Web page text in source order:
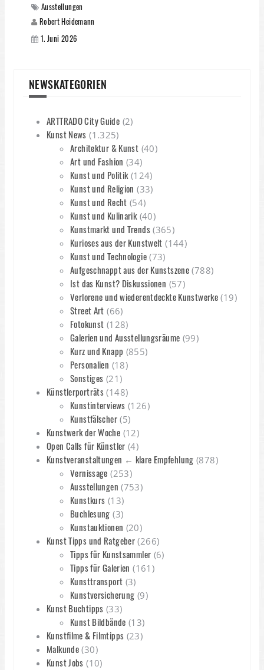
Ausstellungen
Robert Heidemann
1. Juni 2026
NEWSKATEGORIEN
ARTTRADO City Guide (2)
Kunst News (1.325)
Architektur & Kunst (40)
Art und Fashion (34)
Kunst und Politik(124)
Kunst und Religion (33)
Kunst und Recht (54)
Kunst und Kulinarik(40)
Kunstmarkt und Trends(365)
Kurioses aus der Kunstwelt (144)
Kunst und Technologie(73)
Aufgeschnappt aus der Kunstszene (788)
Ist das Kunst? Diskussionen (57)
Verlorene und wiederentdeckte Kunstwerke (19)
Street Art (66)
Fotokunst (128)
Galerien und Ausstellungsräume (99)
Kurz und Knapp (855)
Personalien (18)
Sonstiges (21)
Künstlerporträts (148)
Kunstinterviews (126)
Kunstfälscher(5)
Kunstwerk der Woche (12)
Open Calls für Künstler (4)
Kunstveranstaltungen ← klare Empfehlung (878)
Vernissage (253)
Ausstellungen (753)
Kunstkurs (13)
Buchlesung (3)
Kunstauktionen (20)
Kunst Tipps und Ratgeber (266)
Tipps für Kunstsammler (6)
Tipps für Galerien (161)
Kunsttransport (3)
Kunstversicherung (9)
Kunst Buchtipps (33)
Kunst Bildbände (13)
Kunstfilme & Filmtipps (23)
Malkunde (30)
Kunst Jobs (10)